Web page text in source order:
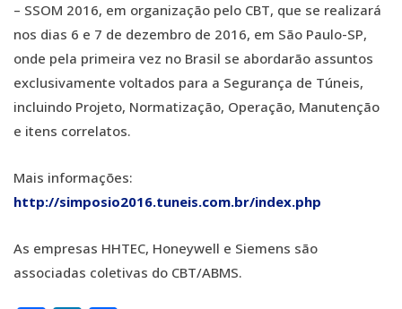
– SSOM 2016, em organização pelo CBT, que se realizará
nos dias 6 e 7 de dezembro de 2016, em São Paulo-SP,
onde pela primeira vez no Brasil se abordarão assuntos
exclusivamente voltados para a Segurança de Túneis,
incluindo Projeto, Normatização, Operação, Manutenção
e itens correlatos.
Mais informações:
http://simposio2016.tuneis.com.br/index.php
As empresas HHTEC, Honeywell e Siemens são
associadas coletivas do CBT/ABMS.